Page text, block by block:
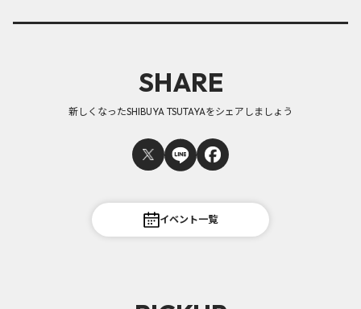
SHARE
新しくなったSHIBUYA TSUTAYAをシェアしましょう
イベント一覧